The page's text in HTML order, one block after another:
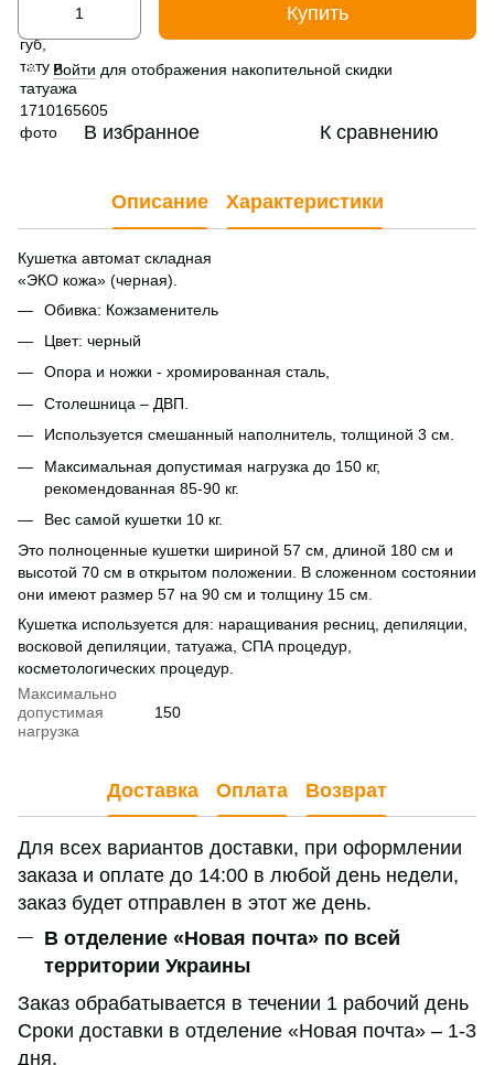
Купить
% Войти для отображения накопительной скидки
В избранное К сравнению
Описание Характеристики
Кушетка автомат складная
«ЭКО кожа» (черная).
Обивка: Кожзаменитель
Цвет: черный
Опора и ножки - хромированная сталь,
Столешница – ДВП.
Используется смешанный наполнитель, толщиной 3 см.
Максимальная допустимая нагрузка до 150 кг,
рекомендованная 85-90 кг.
Вес самой кушетки 10 кг.
Это полноценные кушетки шириной 57 см, длиной 180 см и
высотой 70 см в открытом положении. В сложенном состоянии
они имеют размер 57 на 90 см и толщину 15 см.
Кушетка используется для: наращивания ресниц, депиляции,
восковой депиляции, татуажа, СПА процедур,
косметологических процедур.
Максимально
допустимая
нагрузка
150
Доставка Оплата Возврат
Для всех вариантов доставки, при оформлении
заказа и оплате до 14:00 в любой день недели,
заказ будет отправлен в этот же день.
В отделение «Новая почта» по всей
территории Украины
Заказ обрабатывается в течении 1 рабочий день
Сроки доставки в отделение «Новая почта» – 1-3
дня.